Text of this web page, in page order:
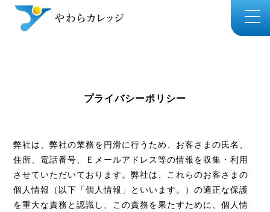
プライバシーポリシー
弊社は、弊社の業務を円滑に行うため、お客さまの氏名、
住所、電話番号、Ｅメールアドレス等の情報を収集・利用
させていただいております。弊社は、これらのお客さまの
個人情報（以下「個人情報」といいます。）の適正な保護
を重大な責務と認識し、この責務を果たすために、個人情